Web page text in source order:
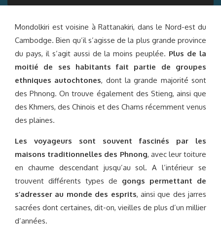
Mondolkiri est voisine à Rattanakiri, dans le Nord-est du
Cambodge. Bien qu’il s’agisse de la plus grande province
du pays, il s’agit aussi de la moins peuplée. Plus de la
moitié de ses habitants fait partie de groupes
ethniques autochtones, dont la grande majorité sont
des Phnong. On trouve également des Stieng, ainsi que
des Khmers, des Chinois et des Chams récemment venus
des plaines.
Les voyageurs sont souvent fascinés par les
maisons traditionnelles des Phnong, avec leur toiture
en chaume descendant jusqu’au sol. A l’intérieur se
trouvent différents types de gongs permettant de
s’adresser au monde des esprits, ainsi que des jarres
sacrées dont certaines, dit-on, vieilles de plus d’un millier
d’années.